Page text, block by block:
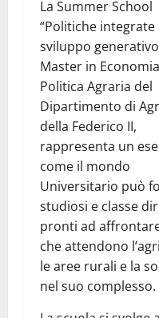
La Summer School
“Politiche
sviluppo
Master in
Politica Agraria del
Dipartimento di
della Federico II,
rappresenta un
come il mondo
Universitario può
studiosi e classe
pronti ad
che attendono
le aree rurali e la
nel suo complesso.